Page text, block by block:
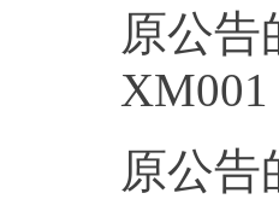
原公告
原公告